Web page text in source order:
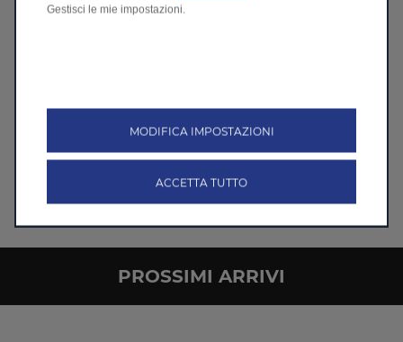
Nuova B03X
Scopri B03X>
PROSSIMI ARRIVI
Gestisci le mie impostazioni.
MODIFICA IMPOSTAZIONI
ACCETTA TUTTO